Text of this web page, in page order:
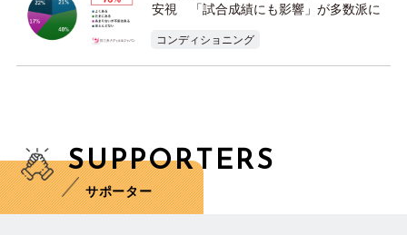
安視 「試合成績にも影響」が多数派に
コンディショニング
SUPPORTERS
サポーター